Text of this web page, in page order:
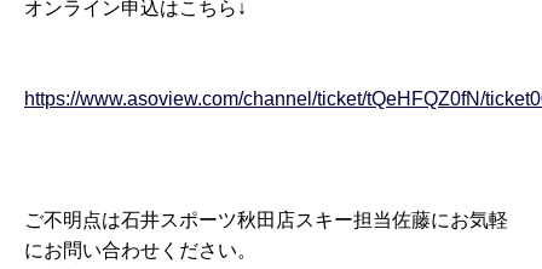
オンライン申込はこちら↓
https://www.asoview.com/channel/ticket/tQeHFQZ0fN/
ご不明点は石井スポーツ秋田店スキー担当佐藤にお気軽
にお問い合わせください。